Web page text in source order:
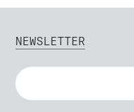
NEWSLETTER